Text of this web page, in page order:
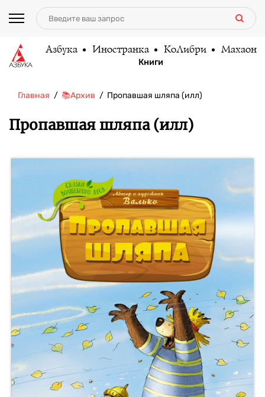
Азбука Иностранка КоЛибри Махаон
Книги
Главная 📚Архив Пропавшая шляпа (илл)
Пропавшая шляпа (илл)